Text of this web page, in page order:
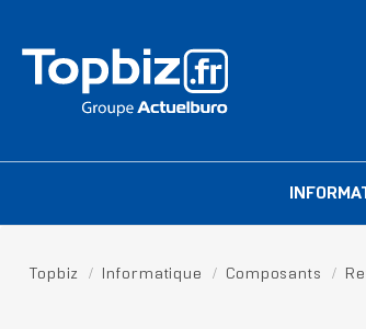
Topbiz Informatique Composants